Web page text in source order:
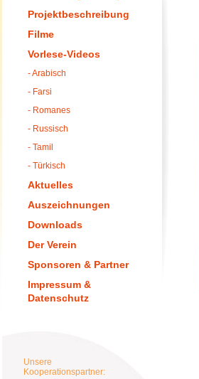
Projektbeschreibung
Filme
Vorlese-Videos
- Arabisch
- Farsi
- Romanes
- Russisch
- Tamil
- Türkisch
Aktuelles
Auszeichnungen
Downloads
Der Verein
Sponsoren & Partner
Impressum &
Datenschutz
Unsere
Kooperationspartner: